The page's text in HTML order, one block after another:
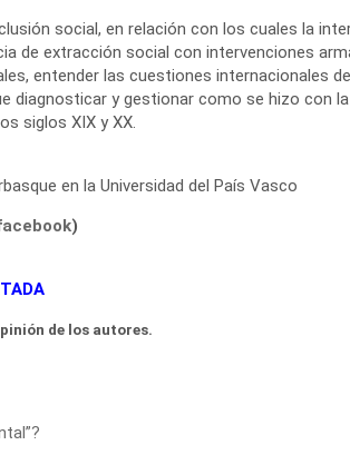
social, en relación con los cuales la
de extracción social con intervenciones
entender las cuestiones internacionales
diagnosticar y gestionar como se hizo con
siglos XIX y XX.
en la Universidad del País Vasco
)
de los autores.